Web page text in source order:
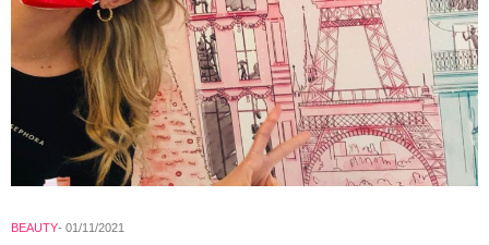
BEAUTY 01/11/2021